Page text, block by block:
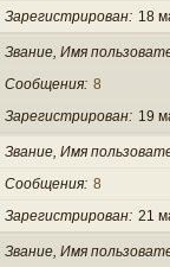
Зарегистрирован
18
Звание, Имя
Сообщения 8
Зарегистрирован
19
Звание, Имя
Сообщения 8
Зарегистрирован 21
Звание, Имя